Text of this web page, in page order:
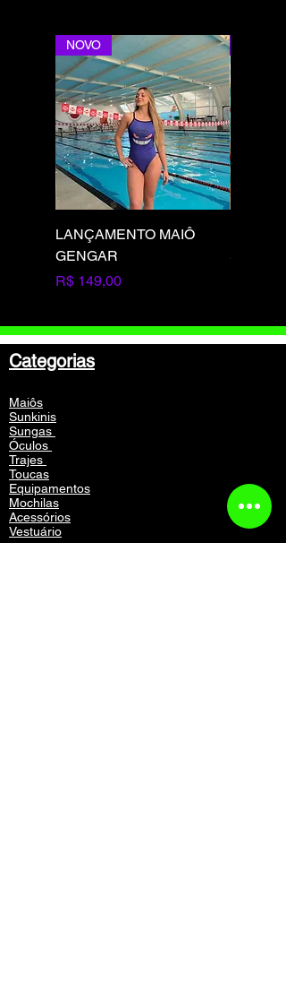
NOVO
LANÇAMENTO MAIÔ
GENGAR
Preço
R$ 149,00
Categorias
Maiôs
Sunkinis
Sungas
Óculos
Trajes
Toucas
Equipamentos
Mochilas
Acessórios
Vestuário